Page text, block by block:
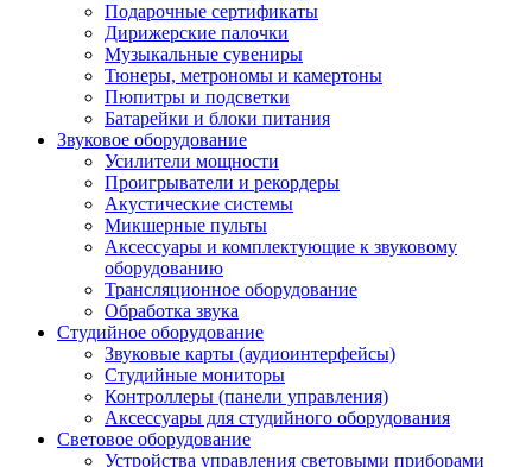
Подарочные сертификаты
Дирижерские палочки
Музыкальные сувениры
Тюнеры, метрономы и камертоны
Пюпитры и подсветки
Батарейки и блоки питания
Звуковое оборудование
Усилители мощности
Проигрыватели и рекордеры
Акустические системы
Микшерные пульты
Аксессуары и комплектующие к звуковому
оборудованию
Трансляционное оборудование
Обработка звука
Студийное оборудование
Звуковые карты (аудиоинтерфейсы)
Студийные мониторы
Контроллеры (панели управления)
Аксессуары для студийного оборудования
Световое оборудование
Устройства управления световыми приборами